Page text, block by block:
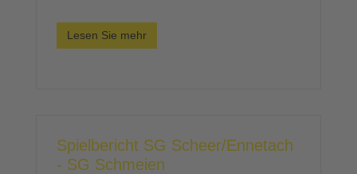
Lesen Sie mehr
Spielbericht SG Scheer/Ennetach
- SG Schmeien